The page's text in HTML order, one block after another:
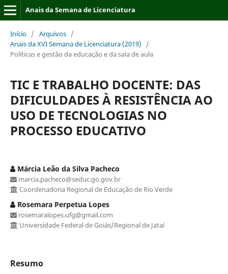
Anais da Semana de Licenciatura
Início / Arquivos /
Anais da XVI Semana de Licenciatura (2019)
/
Políticas e gestão da educação e da sala de aula
TIC E TRABALHO DOCENTE: DAS
DIFICULDADES À RESISTÊNCIA AO
USO DE TECNOLOGIAS NO
PROCESSO EDUCATIVO
Márcia Leão da Silva Pacheco
marcia.pacheco@seduc.go.gov.br
Coordenadoria Regional de Educação de Rio Verde
Rosemara Perpetua Lopes
rosemaralopes.ufg@gmail.com
Universidade Federal de Goiás/Regional de Jataí
Resumo